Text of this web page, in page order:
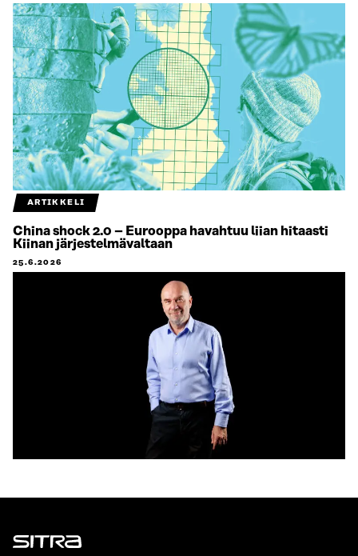
ARTIKKELI
China shock 2.0 – Eurooppa havahtuu liian hitaasti
Kiinan järjestelmävaltaan
25.6.2026
Sitra